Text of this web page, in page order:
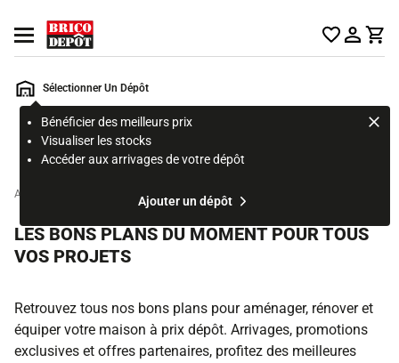
Ouvrir le menu
Sélectionner Un Dépôt
Bénéficier des meilleurs prix
Visualiser les stocks
Accéder aux arrivages de votre dépôt
Ajouter un dépôt
Rechercher
page
Accueil
LES BONS PLANS DU MOMENT POUR TOUS
VOS PROJETS
Retrouvez tous nos bons plans pour aménager, rénover et
équiper votre maison à prix dépôt. Arrivages, promotions
exclusives et offres partenaires, profitez des meilleures